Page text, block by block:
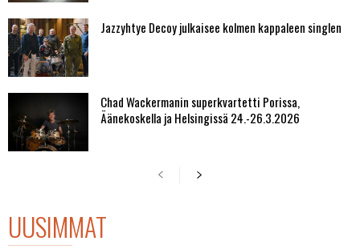
Jazzyhtye Decoy julkaisee kolmen kappaleen singlen
Chad Wackermanin superkvartetti Porissa,
Äänekoskella ja Helsingissä 24.-26.3.2026
UUSIMMAT